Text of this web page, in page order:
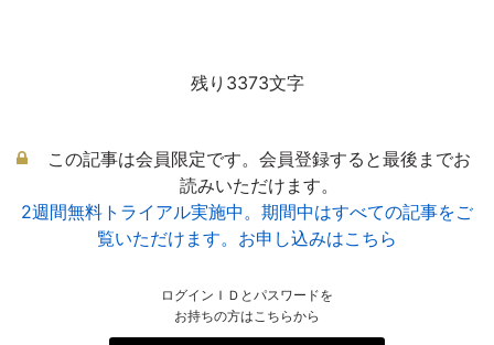
残り3373文字
この記事は会員限定です。会員登録すると最後までお
読みいただけます。
2週間無料トライアル実施中。期間中はすべての記事をご
覧いただけます。お申し込みはこちら
ログインＩＤとパスワードを
お持ちの方はこちらから